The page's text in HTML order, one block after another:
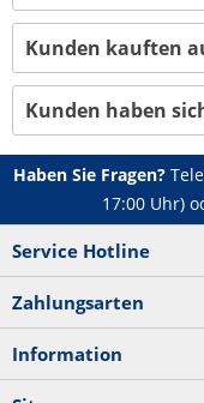
Kunden kauften
Kunden haben
Haben Sie Fragen?
17:00 Uhr)
Service Hotline
Zahlungsarten
Information